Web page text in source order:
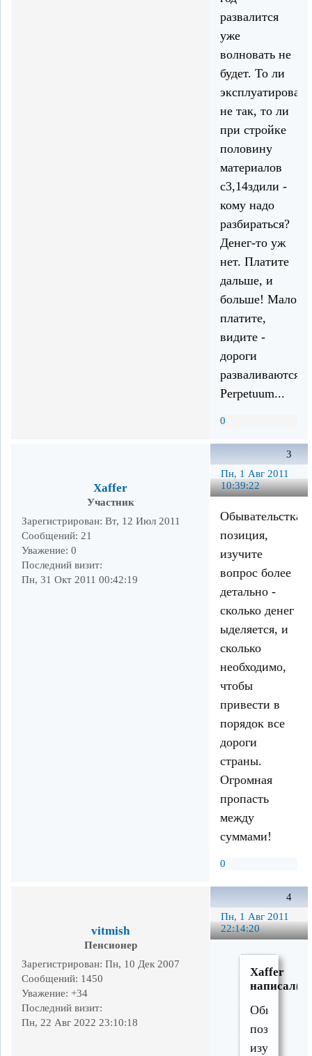
развалится
уже
волновать не
будет. То ли
эксплуатировали
не так, то ли
при стройке
половину
материалов
с3,14здили -
кому надо
разбираться?
Денег-то уж
нет. Платите
дальше, и
больше! Мало
платите,
видите -
дороги
разваливаются.
Perpetuum...
0
3
Пн, 1 Авг 2011
10:39:22
Xaffer
Участник
Зарегистрирован: Вт, 12 Июл 2011
Сообщений: 21
Уважение: 0
Последний визит:
Пн, 31 Окт 2011 00:42:19
Обывательсткая
позиция,
изучите
вопрос более
детально -
сколько денег
ыделяется, и
сколько
необходимо,
чтобы
привести в
порядок все
дороги
страны.
Огромная
пропасть
между
суммами!
0
4
Пн, 1 Авг 2011
22:14:20
vitmish
Пенсионер
Зарегистрирован: Пн, 10 Дек 2007
Сообщений: 1450
Уважение: +34
Последний визит:
Пн, 22 Авг 2022 23:10:18
Xaffer
позиция,
изучите